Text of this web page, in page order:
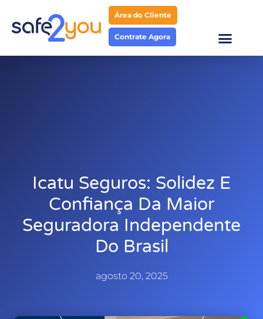
Área do Cliente
Contrate Agora
Icatu Seguros: Solidez E
Confiança Da Maior
Seguradora Independente
Do Brasil
agosto 20, 2025